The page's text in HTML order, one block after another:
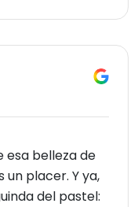
esa belleza de
un placer. Y ya,
del pastel: